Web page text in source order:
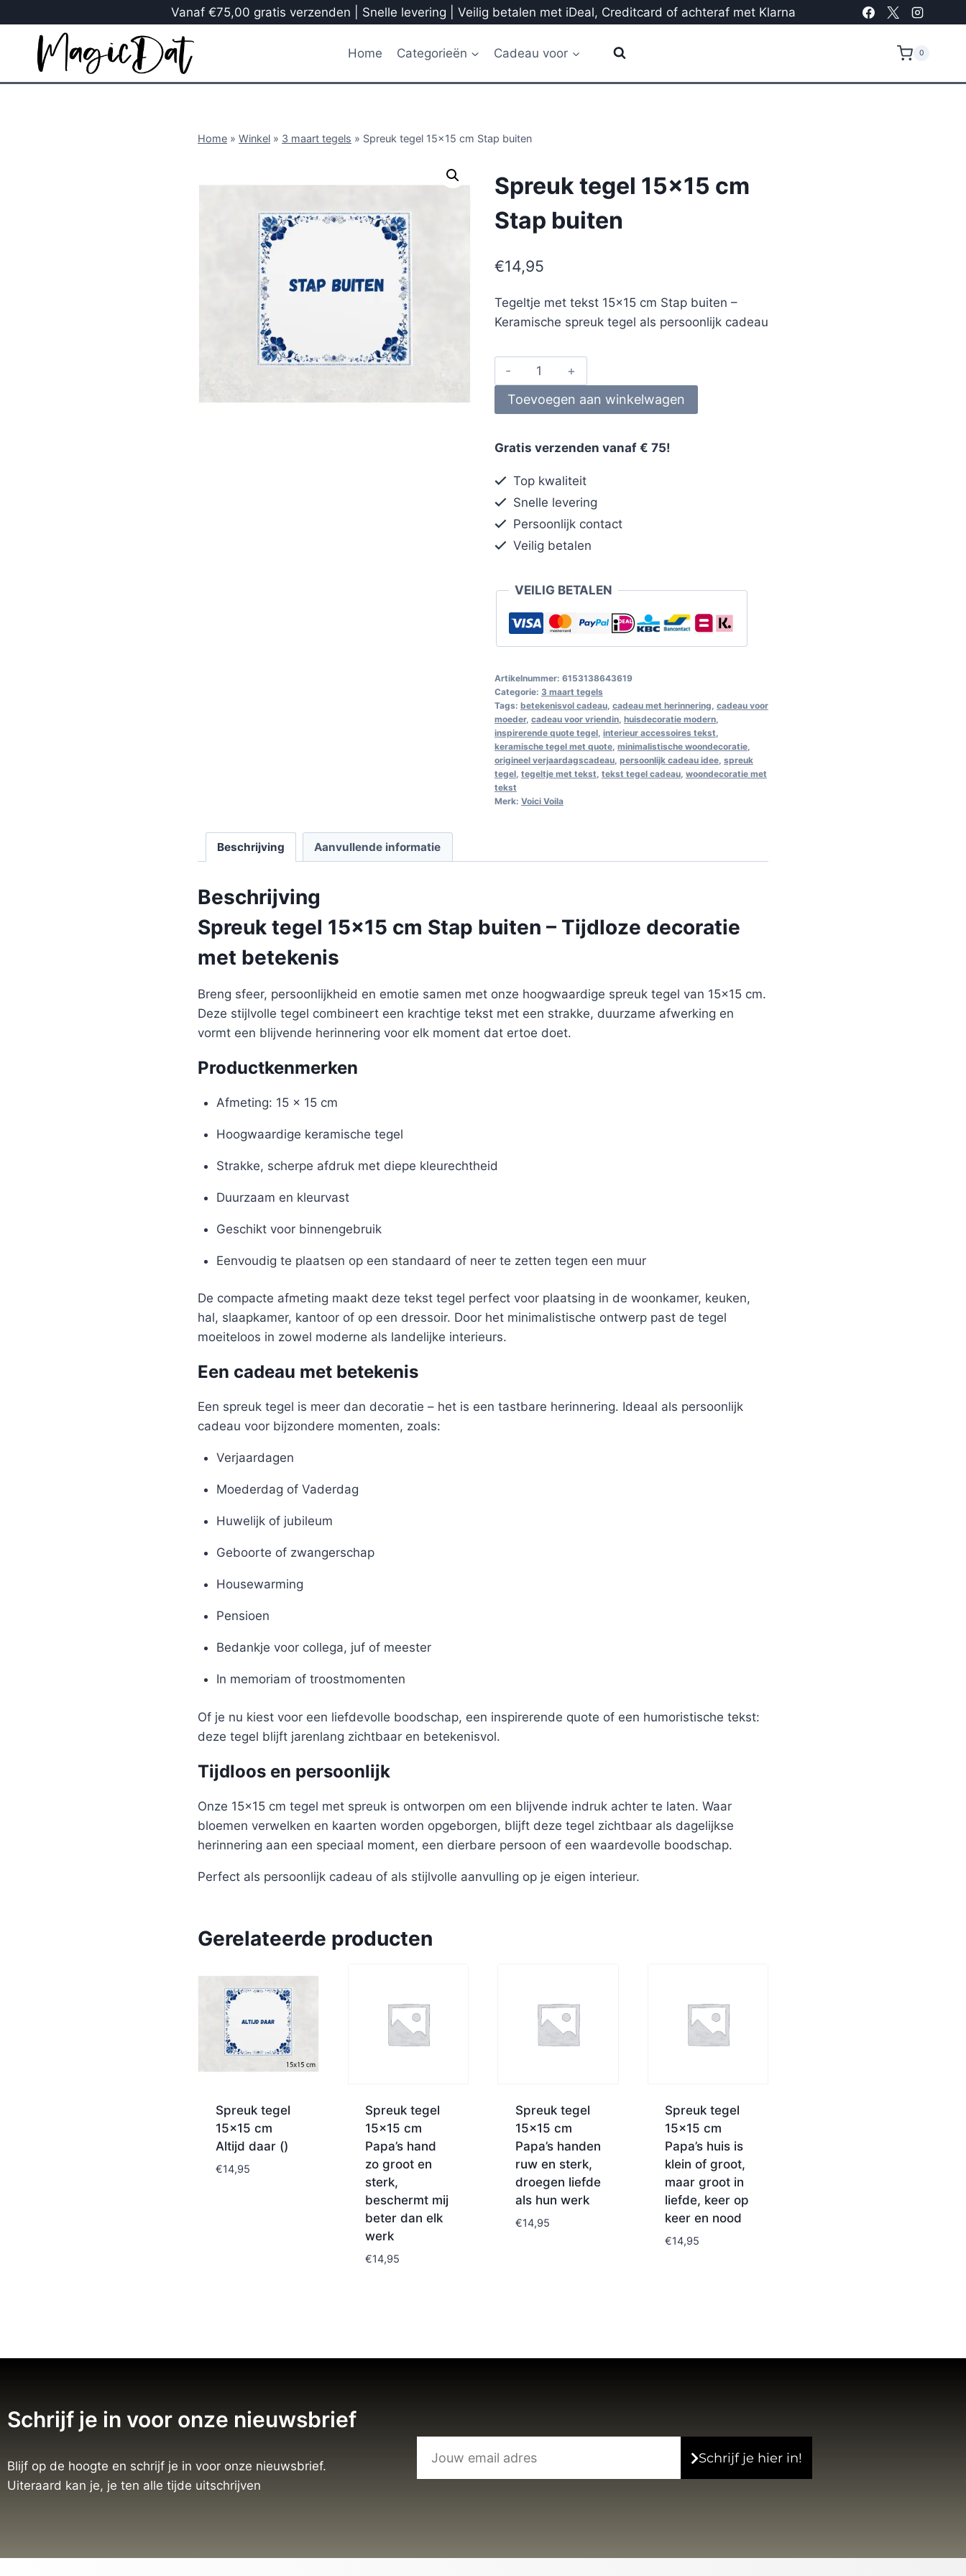
Vanaf €75,00 gratis verzenden | Snelle levering | Veilig betalen met iDeal, Creditcard of achteraf met Klarna
Home Categorieën Cadeau voor 0
Home » Winkel » 3 maart tegels » Spreuk tegel 15×15 cm Stap buiten
Spreuk tegel 15×15 cm
Stap buiten
€14,95
Tegeltje met tekst 15×15 cm Stap buiten –
Keramische spreuk tegel als persoonlijk cadeau
Toevoegen aan winkelwagen
Gratis verzenden vanaf € 75!
Top kwaliteit
Snelle levering
Persoonlijk contact
Veilig betalen
VEILIG BETALEN
Artikelnummer: 6153138643619
Categorie: 3 maart tegels
Tags: betekenisvol cadeau, cadeau met herinnering cadeau voor
moeder, cadeau voor vriendin, huisdecoratie modern,
inspirerende quote tegel, interieur accessoires tekst
keramische tegel met quote, minimalistische woondecoratie,
origineel verjaardagscadeau, persoonlijk cadeau idee, spreuk
tegel, tegeltje met tekst tekst tegel cadeau, woondecoratie met
tekst
Merk: Voici Voila
Beschrijving Aanvullende informatie
Beschrijving
Spreuk tegel 15×15 cm Stap buiten – Tijdloze decoratie
met betekenis
Breng sfeer, persoonlijkheid en emotie samen met onze hoogwaardige spreuk tegel van 15×15 cm.
Deze stijlvolle tegel combineert een krachtige tekst met een strakke, duurzame afwerking en
vormt een blijvende herinnering voor elk moment dat ertoe doet.
Productkenmerken
Afmeting: 15 x 15 cm
Hoogwaardige keramische tegel
Strakke, scherpe afdruk met diepe kleurechtheid
Duurzaam en kleurvast
Geschikt voor binnengebruik
Eenvoudig te plaatsen op een standaard of neer te zetten tegen een muur
De compacte afmeting maakt deze tekst tegel perfect voor plaatsing in de woonkamer, keuken,
hal, slaapkamer, kantoor of op een dressoir. Door het minimalistische ontwerp past de tegel
moeiteloos in zowel moderne als landelijke interieurs.
Een cadeau met betekenis
Een spreuk tegel is meer dan decoratie – het is een tastbare herinnering. Ideaal als persoonlijk
cadeau voor bijzondere momenten, zoals:
Verjaardagen
Moederdag of Vaderdag
Huwelijk of jubileum
Geboorte of zwangerschap
Housewarming
Pensioen
Bedankje voor collega, juf of meester
In memoriam of troostmomenten
Of je nu kiest voor een liefdevolle boodschap, een inspirerende quote of een humoristische tekst:
deze tegel blijft jarenlang zichtbaar en betekenisvol.
Tijdloos en persoonlijk
Onze 15×15 cm tegel met spreuk is ontworpen om een blijvende indruk achter te laten. Waar
bloemen verwelken en kaarten worden opgeborgen, blijft deze tegel zichtbaar als dagelijkse
herinnering aan een speciaal moment, een dierbare persoon of een waardevolle boodschap.
Perfect als persoonlijk cadeau of als stijlvolle aanvulling op je eigen interieur.
Gerelateerde producten
Spreuk tegel
15×15 cm
Altijd daar ()
€14,95
Spreuk tegel
15×15 cm
Papa’s hand
zo groot en
sterk,
beschermt mij
beter dan elk
werk
€14,95
Spreuk tegel
15×15 cm
Papa’s handen
ruw en sterk,
droegen liefde
als hun werk
€14,95
Spreuk tegel
15×15 cm
Papa’s huis is
klein of groot,
maar groot in
liefde, keer op
keer en nood
€14,95
Schrijf je in voor onze nieuwsbrief
Blijf op de hoogte en schrijf je in voor onze nieuwsbrief.
Uiteraard kan je, je ten alle tijde uitschrijven
Schrijf je hier in!